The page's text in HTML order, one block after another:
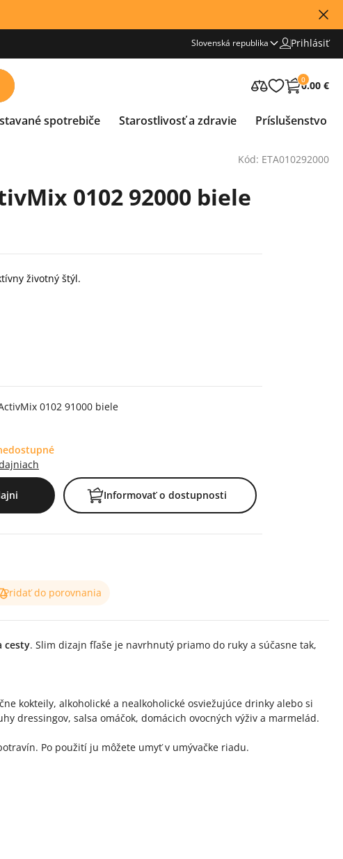
Slovenská republika Prihlásiť
0
0.00 €
spotrebiče Starostlivosť a zdravie Príslušenstvo
Kód: ETA010292000
0102 92000 biele
životný štýl.
0102 91000 biele
Informovať o dostupnosti
Pridať do porovnania
cesty. Slim dizajn fľaše je navrhnutý priamo do ruky a súčasne tak,
kokteily, alkoholické a nealkoholické osviežujúce drinky alebo si
dressingov, salsa omáčok, domácich ovocných výživ a marmelád.
Po použití ju môžete umyť v umývačke riadu.